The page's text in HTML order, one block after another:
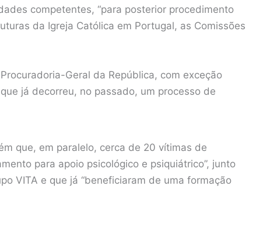
competentes, “para posterior procedimento
da Igreja Católica em Portugal, as Comissões
Geral da República, com exceção
já decorreu, no passado, um processo de
que, em paralelo, cerca de 20 vítimas de
para apoio psicológico e psiquiátrico”, junto
VITA e que já “beneficiaram de uma formação